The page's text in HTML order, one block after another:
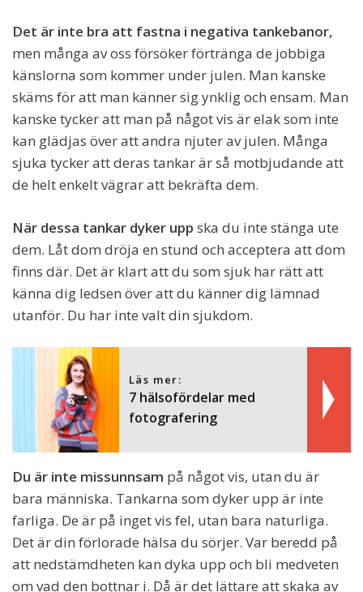
Det är inte bra att fastna i negativa tankebanor,
men många av oss försöker förtränga de jobbiga
känslorna som kommer under julen. Man kanske
skäms för att man känner sig ynklig och ensam. Man
kanske tycker att man på något vis är elak som inte
kan glädjas över att andra njuter av julen. Många
sjuka tycker att deras tankar är så motbjudande att
de helt enkelt vägrar att bekräfta dem.
När dessa tankar dyker upp ska du inte stänga ute
dem. Låt dom dröja en stund och acceptera att dom
finns där. Det är klart att du som sjuk har rätt att
känna dig ledsen över att du känner dig lämnad
utanför. Du har inte valt din sjukdom.
Läs mer:
7 hälsofördelar med
fotografering
Du är inte missunnsam på något vis, utan du är
bara människa. Tankarna som dyker upp är inte
farliga. De är på inget vis fel, utan bara naturliga.
Det är din förlorade hälsa du sörjer. Var beredd på
att nedstämdheten kan dyka upp och bli medveten
om vad den bottnar i. Då är det lättare att skaka av